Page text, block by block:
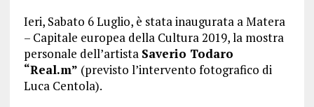
Ieri, Sabato 6 Luglio, è stata inaugurata a Matera
– Capitale europea della Cultura 2019, la mostra
personale dell’artista Saverio Todaro
“Real.m” (previsto l’intervento fotografico di
Luca Centola).